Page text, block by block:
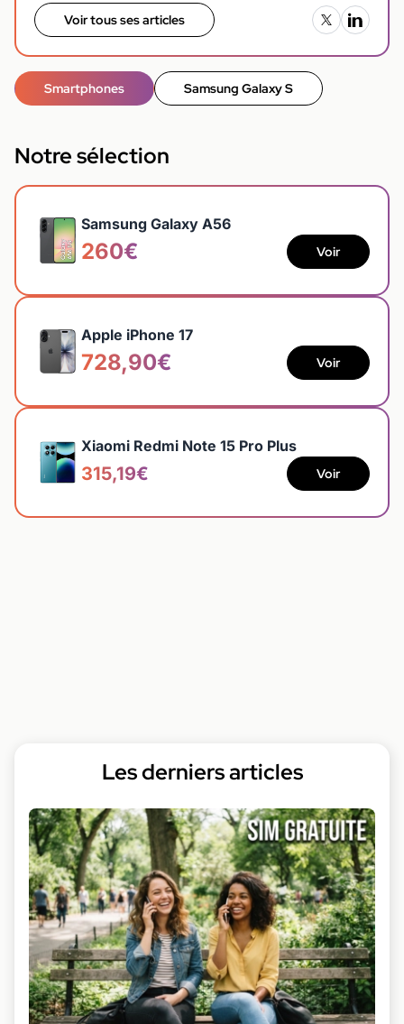
Voir tous ses articles
Smartphones Samsung Galaxy S
Notre sélection
Samsung Galaxy A56
260€ Voir
Apple iPhone 17
728,90€ Voir
Xiaomi Redmi Note 15 Pro Plus
315,19€ Voir
Les derniers articles